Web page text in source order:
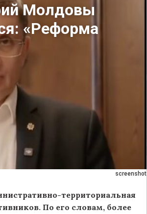
screenshot
Молдовы
«Реформа
территориальная
По его словам, более